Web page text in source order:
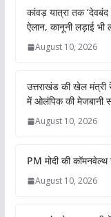
कांवड़ यात्रा तक ‘देवबंद
ऐलान, कानूनी लड़ाई भी
August 10, 2026
उत्तराखंड की खेल मंत्री
में ओलंपिक की मेजबानी
August 10, 2026
PM मोदी की
August 10, 2026